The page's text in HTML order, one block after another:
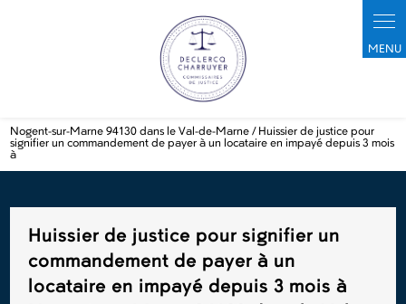
Nogent-sur-Marne 94130 dans le Val-de-Marne / Huissier de justice pour
signifier un commandement de payer à un locataire en impayé depuis 3 mois
à
Huissier de justice pour signifier un
commandement de payer à un
locataire en impayé depuis 3 mois à